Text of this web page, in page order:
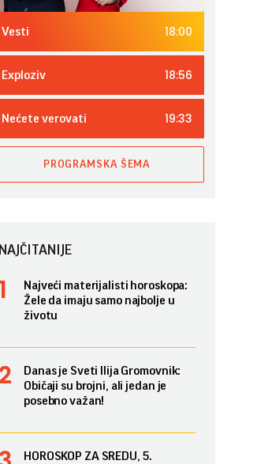
Vesti 18:00
Exploziv 18:56
Nećete verovati 19:33
PROGRAMSKA ŠEMA
NAJČITANIJE
Najveći materijalisti horoskopa:
Žele da imaju samo najbolje u
životu
Danas je Sveti Ilija Gromovnik:
Običaji su brojni, ali jedan je
posebno važan!
HOROSKOP ZA SREDU, 5.